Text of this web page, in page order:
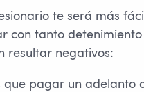
te será más
con tanto
resultar negativos:
que pagar un adelanto